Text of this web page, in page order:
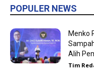
POPULER NEWS
Menko
Alih
Tim